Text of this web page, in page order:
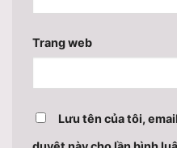
Trang web
Lưu tên của tôi,